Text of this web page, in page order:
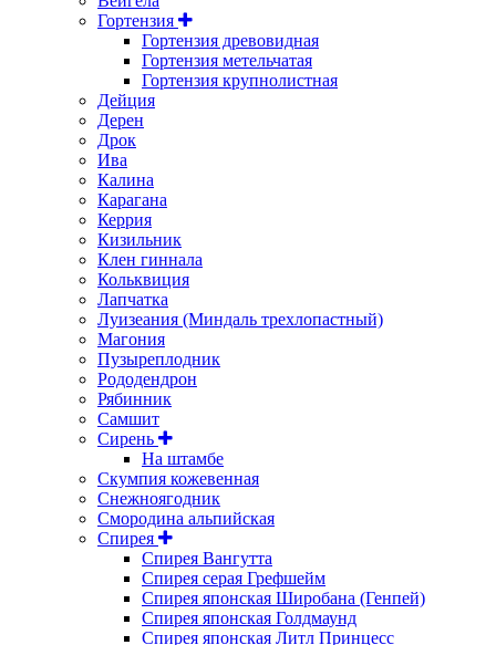
Гортензия
Гортензия древовидная
Гортензия метельчатая
Гортензия крупнолистная
Дейция
Дерен
Дрок
Ива
Калина
Карагана
Керрия
Кизильник
Клен гиннала
Кольквиция
Лапчатка
Луизеания (Миндаль трехлопастный)
Магония
Пузыреплодник
Рододендрон
Рябинник
Самшит
Сирень
На штамбе
Скумпия кожевенная
Снежноягодник
Смородина альпийская
Спирея
Спирея Вангутта
Спирея серая Грефшейм
Спирея японская Широбана (Генпей)
Спирея японская Голдмаунд
Спирея японская Литл Принцесс